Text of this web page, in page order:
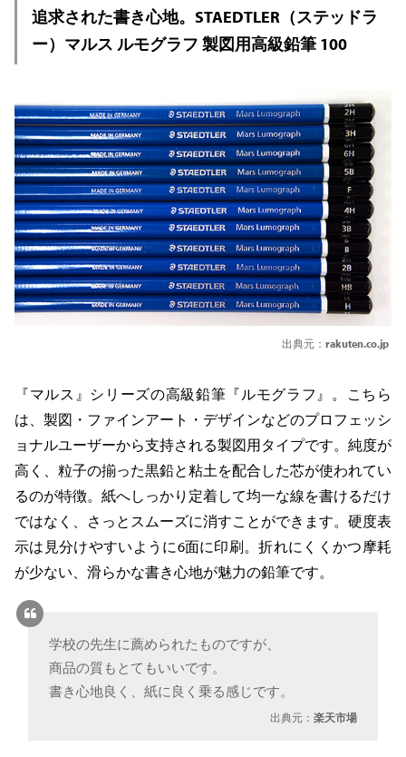
追求された書き心地。STAEDTLER（ステッドラ
ー）マルス ルモグラフ 製図用高級鉛筆 100
出典元： rakuten.co.jp
『マルス』シリーズの高級鉛筆『ルモグラフ』。こちら
は、製図・ファインアート・デザインなどのプロフェッシ
ョナルユーザーから支持される製図用タイプです。純度が
高く、粒子の揃った黒鉛と粘土を配合した芯が使われてい
るのが特徴。紙へしっかり定着して均一な線を書けるだけ
ではなく、さっとスムーズに消すことができます。硬度表
示は見分けやすいように6面に印刷。折れにくくかつ摩耗
が少ない、滑らかな書き心地が魅力の鉛筆です。
学校の先生に薦められたものですが、
商品の質もとてもいいです。
書き心地良く、紙に良く乗る感じです。
出典元：楽天市場